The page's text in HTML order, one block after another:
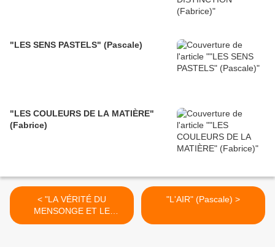
"LES SENS PASTELS" (Pascale)
"LES COULEURS DE LA MATIÈRE"
(Fabrice)
< "LA VÉRITÉ DU
MENSONGE ET LE
MENSONGE DE LA
"L'AIR" (Pascale) >